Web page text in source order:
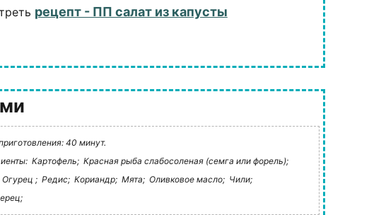
рецепт - ПП салат из капусты
40 минут.
Картофель; Красная рыба слабосоленая (семга или форель);
Огурец ; Редис; Кориандр; Мята; Оливковое масло; Чили;